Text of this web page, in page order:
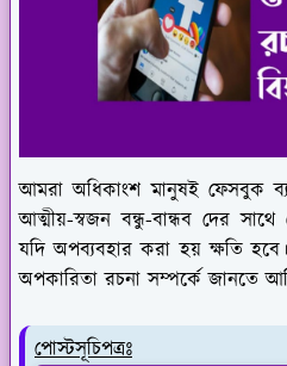
আমরা অধিকাংশ মানুষই ফেসবুক
আত্মীয়-স্বজন বন্ধু-বান্ধব দের
যদি অপব্যবহার করা হয় ক্ষতি
অপকারিতা রচনা সম্পর্কে জানতে
পোস্টসূচিপত্রঃ